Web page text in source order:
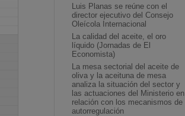
Luis Planas se reúne con el
director ejecutivo del Consejo
Oleícola Internacional
La calidad del aceite, el oro
líquido (Jornadas de El
Economista)
La mesa sectorial del aceite de
oliva y la aceituna de mesa
analiza la situación del sector y
las actuaciones del Ministerio en
relación con los mecanismos de
autorregulación